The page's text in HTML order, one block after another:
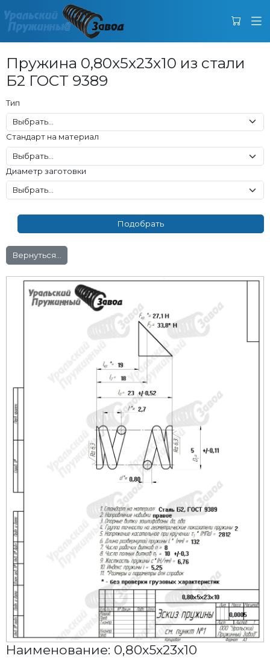
Пружина 0,80x5x23x10 из стали
Б2 ГОСТ 9389
Тип
Стандарт на материал
Диаметр заготовки
Вернуться...
Наименование: 0,80x5x23x10